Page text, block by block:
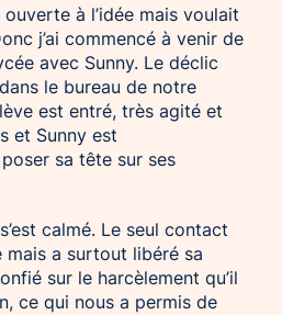
à l’idée mais voulait
j’ai commencé à venir de
avec Sunny. Le déclic
le bureau de notre
est entré, très agité et
et Sunny est
sa tête sur ses
calmé. Le seul contact
mais a surtout libéré sa
sur le harcèlement qu’il
ce qui nous a permis de